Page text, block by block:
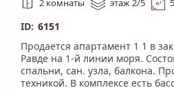
2 комнаты этаж 2/5
ID: 6151
Продается апартамент 1 1 в
Равде на 1-й линии моря.
спальни, сан. узла, балкона.
техникой. В комплексе есть